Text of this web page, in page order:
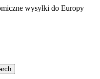
wysyłki do Europy